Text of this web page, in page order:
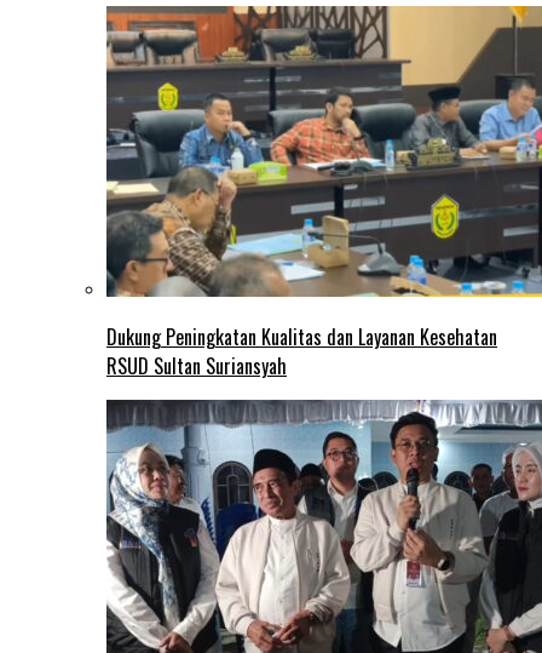
Dukung Peningkatan Kualitas dan Layanan Kesehatan
RSUD Sultan Suriansyah